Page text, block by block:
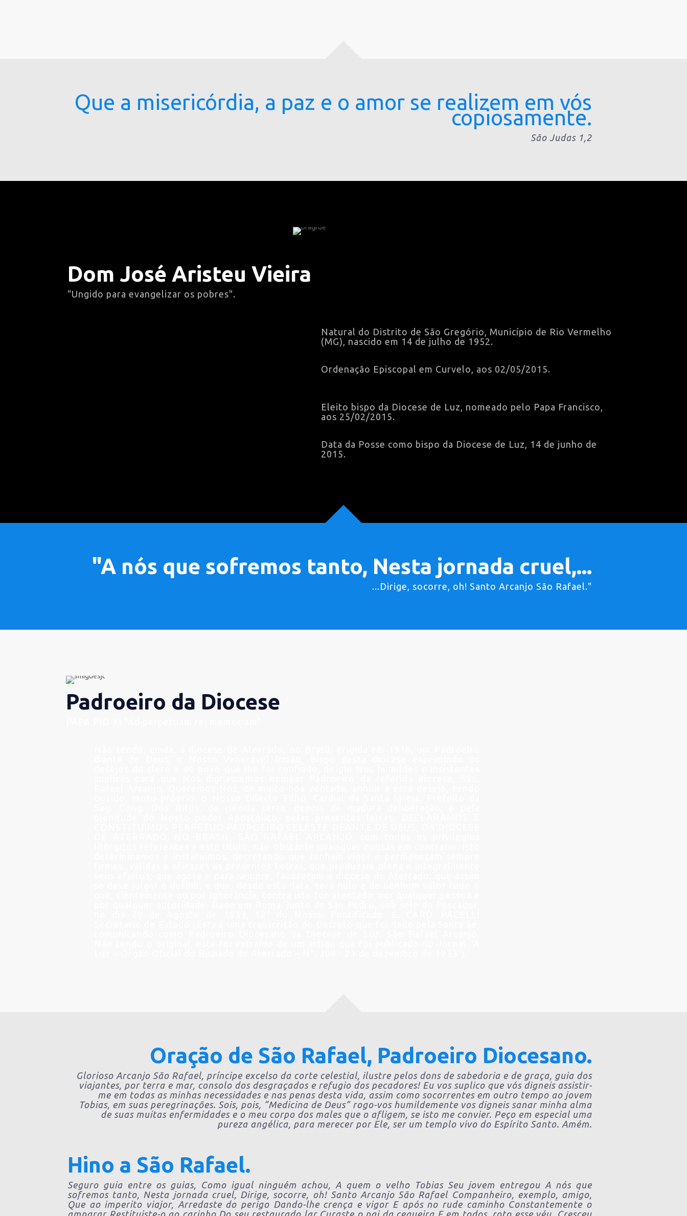
Que a misericórdia, a paz e o amor se realizem em vós
copiosamente.
São Judas 1,2
Dom José Aristeu Vieira
"Ungido para evangelizar os pobres".
Natural do Distrito de São Gregório, Município de Rio Vermelho
(MG), nascido em 14 de julho de 1952.
Ordenação Episcopal em Curvelo, aos 02/05/2015.
Eleito bispo da Diocese de Luz, nomeado pelo Papa Francisco,
aos 25/02/2015.
Data da Posse como bispo da Diocese de Luz, 14 de junho de
2015.
"A nós que sofremos tanto, Nesta jornada cruel,...
...Dirige, socorre, oh! Santo Arcanjo São Rafael."
Padroeiro da Diocese
Oração de São Rafael, Padroeiro Diocesano.
Glorioso Arcanjo São Rafael, príncipe excelso da corte celestial, ilustre pelos dons de sabedoria e de graça, guia dos
viajantes, por terra e mar, consolo dos desgraçados e refugio dos pecadores! Eu vos suplico que vós digneis assistir-
me em todas as minhas necessidades e nas penas desta vida, assim como socorrentes em outro tempo ao jovem
Tobias, em suas peregrinações. Sois, pois, “Medicina de Deus” rogo-vos humildemente vos digneis sanar minha alma
de suas muitas enfermidades e o meu corpo dos males que o afligem, se isto me convier. Peço em especial uma
pureza angélica, para merecer por Ele, ser um templo vivo do Espírito Santo. Amém.
Hino a São Rafael.
Seguro guia entre os guias, Como igual ninguém achou, A quem o velho Tobias Seu jovem entregou A nós que
sofremos tanto, Nesta jornada cruel, Dirige, socorre, oh! Santo Arcanjo São Rafael Companheiro, exemplo, amigo,
Que ao imperito viajor, Arredaste do perigo Dando-lhe crença e vigor E após no rude caminho Constantemente o
amparar Restituiste-o ao carinho Do seu restaurado lar Curaste o pai da cegueira E em todos, roto esse véu, Cresceu